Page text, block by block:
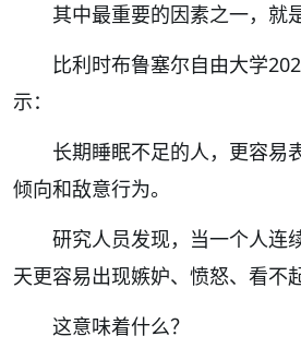
其中最重要的因素之一，就
比利时布鲁塞尔自由大学
示：
长期睡眠不足的人，更容易
倾向和敌意行为。
研究人员发现，当一个人连
天更容易出现嫉妒、愤怒、看不
这意味着什么？